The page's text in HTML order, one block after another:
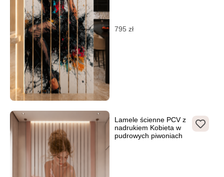
795 zł
Lamele ścienne PCV z
nadrukiem Kobieta w
pudrowych piwoniach